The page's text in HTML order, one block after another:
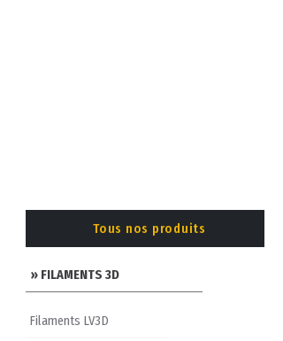
Tous nos produits
» FILAMENTS 3D
Filaments LV3D